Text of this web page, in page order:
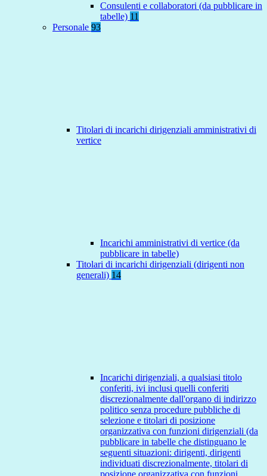
Consulenti e collaboratori (da pubblicare in
tabelle) 11
Personale 93
Titolari di incarichi dirigenziali amministrativi di
vertice
Incarichi amministrativi di vertice (da
pubblicare in tabelle)
Titolari di incarichi dirigenziali (dirigenti non
generali) 14
Incarichi dirigenziali, a qualsiasi titolo
conferiti, ivi inclusi quelli conferiti
discrezionalmente dall'organo di indirizzo
politico senza procedure pubbliche di
selezione e titolari di posizione
organizzativa con funzioni dirigenziali (da
pubblicare in tabelle che distinguano le
seguenti situazioni: dirigenti, dirigenti
individuati discrezionalmente, titolari di